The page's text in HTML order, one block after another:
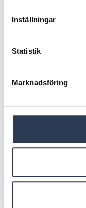
Inställningar
Statistik
Marknadsföring
Connectivity
KONTAKTA OSS